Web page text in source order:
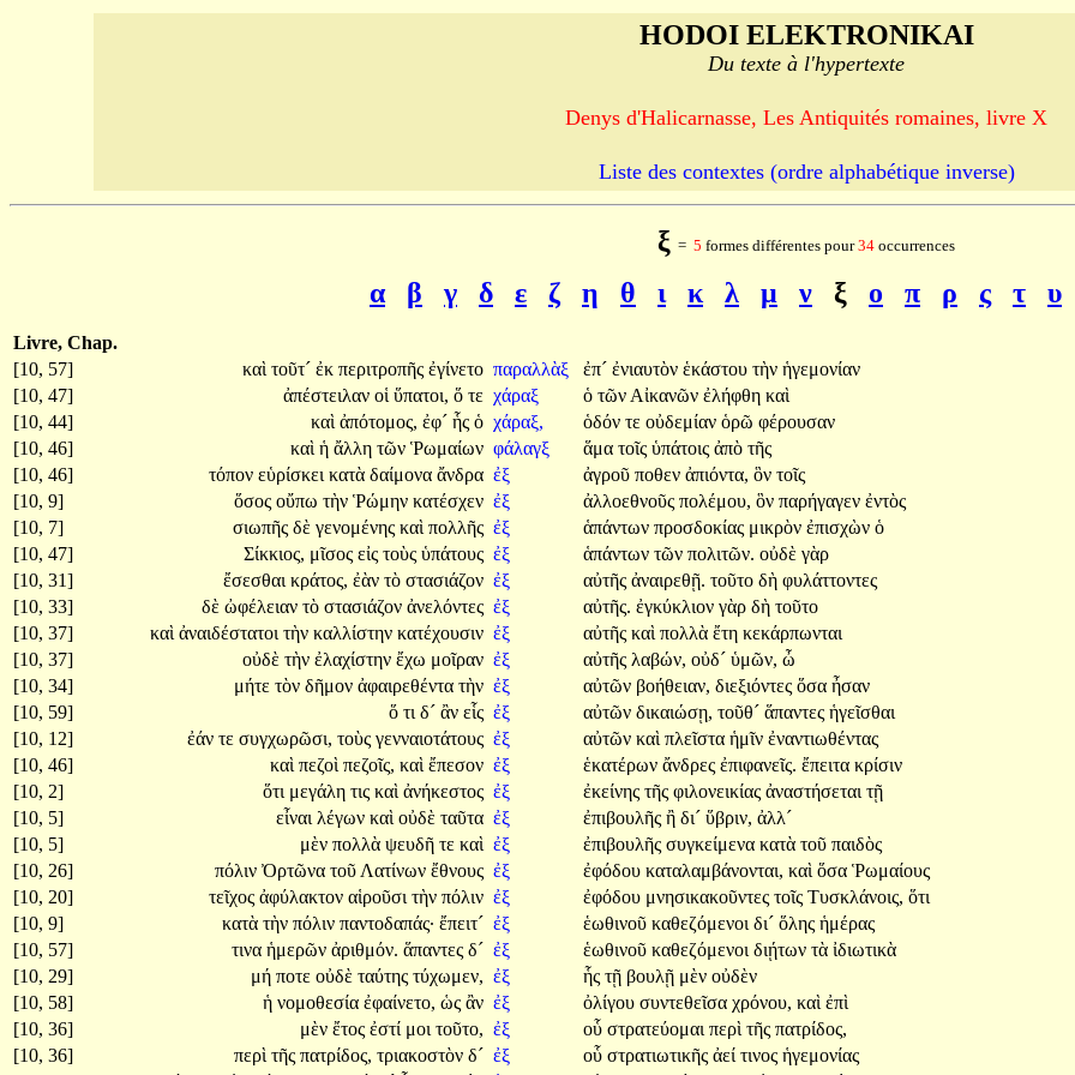
HODOI ELEKTRONIKAI
Du texte à l'hypertexte
Denys d'Halicarnasse, Les Antiquités romaines, livre X
Liste des contextes (ordre alphabétique inverse)
ξ = 5 formes différentes pour34 occurrences
α β γ δ ε ζ η θ ι κ λ μ ν ξ ο π ρ ς τ υ
Livre, Chap.
[10, 57]
καὶ τοῦτ´ ἐκ περιτροπῆς ἐγίνετο παραλλὰξ ἐπ´ ἐνιαυτὸν ἑκάστου τὴν ἡγεμονίαν
[10, 47]
ἀπέστειλαν οἱ ὕπατοι, ὅ τε χάραξ ὁ τῶν Αἰκανῶν ἐλήφθη καὶ
[10, 44]
καὶ ἀπότομος, ἐφ´ ἧς ὁ χάραξ, ὁδόν τε οὐδεμίαν ὁρῶ φέρουσαν
[10, 46]
καὶ ἡ ἄλλη τῶν Ῥωμαίων φάλαγξ ἅμα τοῖς ὑπάτοις ἀπὸ τῆς
[10, 46]
τόπον εὑρίσκει κατὰ δαίμονα ἄνδρα ἐξ ἀγροῦ ποθεν ἀπιόντα, ὃν τοῖς
[10, 9]
ὅσος οὔπω τὴν Ῥώμην κατέσχεν ἐξ ἀλλοεθνοῦς πολέμου, ὃν παρήγαγεν ἐντὸς
[10, 7]
σιωπῆς δὲ γενομένης καὶ πολλῆς ἐξ ἁπάντων προσδοκίας μικρὸν ἐπισχὼν ὁ
[10, 47]
Σίκκιος, μῖσος εἰς τοὺς ὑπάτους ἐξ ἁπάντων τῶν πολιτῶν. οὐδὲ γὰρ
[10, 31]
ἔσεσθαι κράτος, ἐὰν τὸ στασιάζον ἐξ αὐτῆς ἀναιρεθῇ. τοῦτο δὴ φυλάττοντες
[10, 33]
δὲ ὠφέλειαν τὸ στασιάζον ἀνελόντες ἐξ αὐτῆς. ἐγκύκλιον γὰρ δὴ τοῦτο
[10, 37]
καὶ ἀναιδέστατοι τὴν καλλίστην κατέχουσιν ἐξ αὐτῆς καὶ πολλὰ ἔτη κεκάρπωνται
[10, 37]
οὐδὲ τὴν ἐλαχίστην ἔχω μοῖραν ἐξ αὐτῆς λαβών, οὐδ´ ὑμῶν, ὦ
[10, 34]
μήτε τὸν δῆμον ἀφαιρεθέντα τὴν ἐξ αὐτῶν βοήθειαν, διεξιόντες ὅσα ἦσαν
[10, 59]
ὅ τι δ´ ἂν εἷς ἐξ αὐτῶν δικαιώσῃ, τοῦθ´ ἅπαντες ἡγεῖσθαι
[10, 12]
ἐάν τε συγχωρῶσι, τοὺς γενναιοτάτους ἐξ αὐτῶν καὶ πλεῖστα ἡμῖν ἐναντιωθέντας
[10, 46]
καὶ πεζοὶ πεζοῖς, καὶ ἔπεσον ἐξ ἑκατέρων ἄνδρες ἐπιφανεῖς. ἔπειτα κρίσιν
[10, 2]
ὅτι μεγάλη τις καὶ ἀνήκεστος ἐξ ἐκείνης τῆς φιλονεικίας ἀναστήσεται τῇ
[10, 5]
εἶναι λέγων καὶ οὐδὲ ταῦτα ἐξ ἐπιβουλῆς ἢ δι´ ὕβριν, ἀλλ´
[10, 5]
μὲν πολλὰ ψευδῆ τε καὶ ἐξ ἐπιβουλῆς συγκείμενα κατὰ τοῦ παιδὸς
[10, 26]
πόλιν Ὀρτῶνα τοῦ Λατίνων ἔθνους ἐξ ἐφόδου καταλαμβάνονται, καὶ ὅσα Ῥωμαίους
[10, 20]
τεῖχος ἀφύλακτον αἱροῦσι τὴν πόλιν ἐξ ἐφόδου μνησικακοῦντες τοῖς Τυσκλάνοις, ὅτι
[10, 9]
κατὰ τὴν πόλιν παντοδαπάς· ἔπειτ´ ἐξ ἑωθινοῦ καθεζόμενοι δι´ ὅλης ἡμέρας
[10, 57]
τινα ἡμερῶν ἀριθμόν. ἅπαντες δ´ ἐξ ἑωθινοῦ καθεζόμενοι διῄτων τὰ ἰδιωτικὰ
[10, 29]
μή ποτε οὐδὲ ταύτης τύχωμεν, ἐξ ἧς τῇ βουλῇ μὲν οὐδὲν
[10, 58]
ἡ νομοθεσία ἐφαίνετο, ὡς ἂν ἐξ ὀλίγου συντεθεῖσα χρόνου, καὶ ἐπὶ
[10, 36]
μὲν ἔτος ἐστί μοι τοῦτο, ἐξ οὗ στρατεύομαι περὶ τῆς πατρίδος,
[10, 36]
περὶ τῆς πατρίδος, τριακοστὸν δ´ ἐξ οὗ στρατιωτικῆς ἀεί τινος ἡγεμονίας